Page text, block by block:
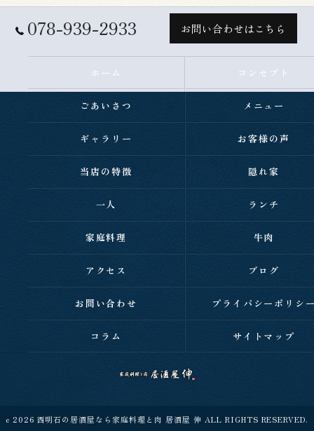
078-939-2933 お問い合わせはこちら
ホーム コンセプト
ごあいさつ メニュー
ギャラリー お客様の声
当店の特徴 隠れ家
一人 ランチ
家庭料理 牛肉
アクセス ブログ
お問い合わせ プライバシーポリシ
コラム サイトマップ
c 2026 西明石の居酒屋なら家庭料理と肉 居酒屋 伸 ALL RIGHTS RESERVED.